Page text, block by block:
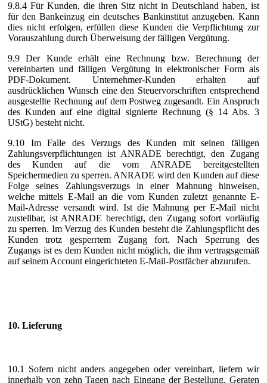
9.8.4 Für Kunden, die ihren Sitz nicht in Deutschland haben, ist
für den Bankeinzug ein deutsches Bankinstitut anzugeben. Kann
dies nicht erfolgen, erfüllen diese Kunden die Verpflichtung zur
Vorauszahlung durch Überweisung der fälligen Vergütung.
9.9 Der Kunde erhält eine Rechnung bzw. Berechnung der
vereinbarten und fälligen Vergütung in elektronischer Form als
PDF-Dokument. Unternehmer-Kunden erhalten auf
ausdrücklichen Wunsch eine den Steuervorschriften entsprechend
ausgestellte Rechnung auf dem Postweg zugesandt. Ein Anspruch
des Kunden auf eine digital signierte Rechnung (§ 14 Abs. 3
UStG) besteht nicht.
9.10 Im Falle des Verzugs des Kunden mit seinen fälligen
Zahlungsverpflichtungen ist ANRADE berechtigt, den Zugang
des Kunden auf die vom ANRADE bereitgestellten
Speichermedien zu sperren. ANRADE wird den Kunden auf diese
Folge seines Zahlungsverzugs in einer Mahnung hinweisen,
welche mittels E-Mail an die vom Kunden zuletzt genannte E-
Mail-Adresse versandt wird. Ist die Mahnung per E-Mail nicht
zustellbar, ist ANRADE berechtigt, den Zugang sofort vorläufig
zu sperren. Im Verzug des Kunden besteht die Zahlungspflicht des
Kunden trotz gesperrtem Zugang fort. Nach Sperrung des
Zugangs ist es dem Kunden nicht möglich, die ihm vertragsgemäß
auf seinem Account eingerichteten E-Mail-Postfächer abzurufen.
10. Lieferung
10.1 Sofern nicht anders angegeben oder vereinbart, liefern wir
innerhalb von zehn Tagen nach Eingang der Bestellung. Geraten